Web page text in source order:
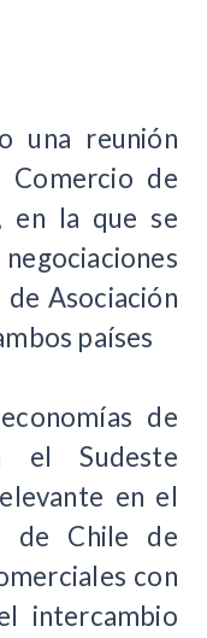
una reunión
de
en la que se
Asociación
países
de
el Sudeste
en el
de Chile de
con
intercambio